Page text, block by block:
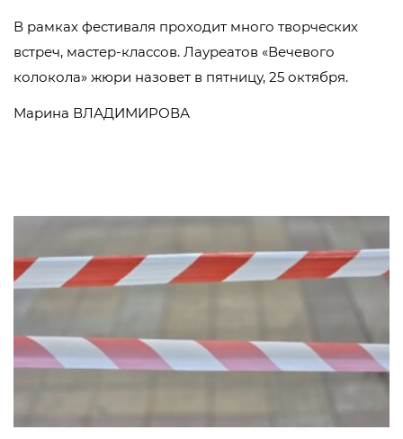
В рамках фестиваля проходит много творческих
встреч, мастер-классов. Лауреатов «Вечевого
колокола» жюри назовет в пятницу, 25 октября.
Марина ВЛАДИМИРОВА